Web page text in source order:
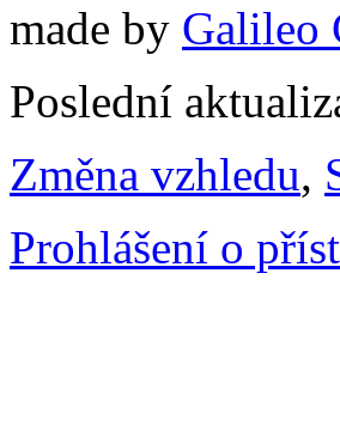
made by Galileo
Poslední
Změna vzhledu,
Prohlášení o